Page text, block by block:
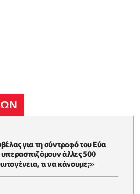
για τη σύντροφό του Εύα
άλλες 500
τι να κάνουμε;»